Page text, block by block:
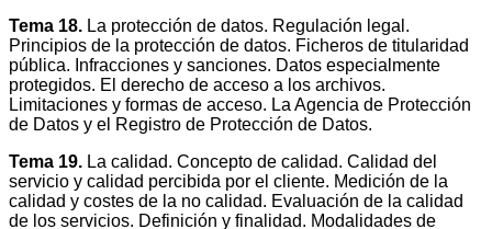
Tema 18. La protección de datos. Regulación legal.
Principios de la protección de datos. Ficheros de titularidad
pública. Infracciones y sanciones. Datos especialmente
protegidos. El derecho de acceso a los archivos.
Limitaciones y formas de acceso. La Agencia de Protección
de Datos y el Registro de Protección de Datos.
Tema 19. La calidad. Concepto de calidad. Calidad del
servicio y calidad percibida por el cliente. Medición de la
calidad y costes de la no calidad. Evaluación de la calidad
de los servicios. Definición y finalidad. Modalidades de